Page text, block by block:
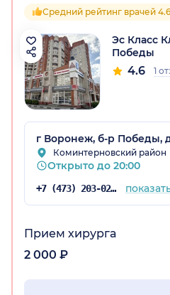
Средний рейтинг врачей 4.6
Эс Класс
Победы
4.6 1
г Воронеж, б-р Победы,
Коминтерновский район
Открыто до 20:00
+7 (473) 203-02-64
Прием хирурга
2 000 ₽